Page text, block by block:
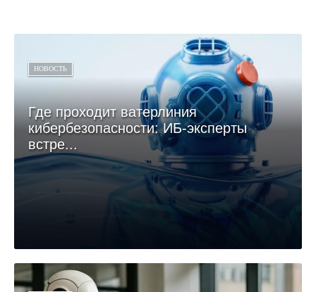
НОВОСТЬ
Где проходит ватерлиния
кибербезопасности: ИБ-эксперты
встре...